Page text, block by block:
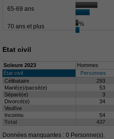
65-69 ans
70 ans et plus 0%
Etat civil
Soleure 2023 Hommes
Etat civil
Personnes
Célibataire
293
Marié(e)/pacsé(e)
53
Séparé(e)
3
Divorcé(e)
34
Veuf/ve
Inconnu
54
Total
437
Données manquantes : 0 Personne(s).